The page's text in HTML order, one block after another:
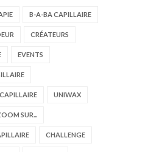
B-A-BA CAPILLAIRE
CRÉATEURS
EVENTS
UNIWAX
SUR...
CHALLENGE